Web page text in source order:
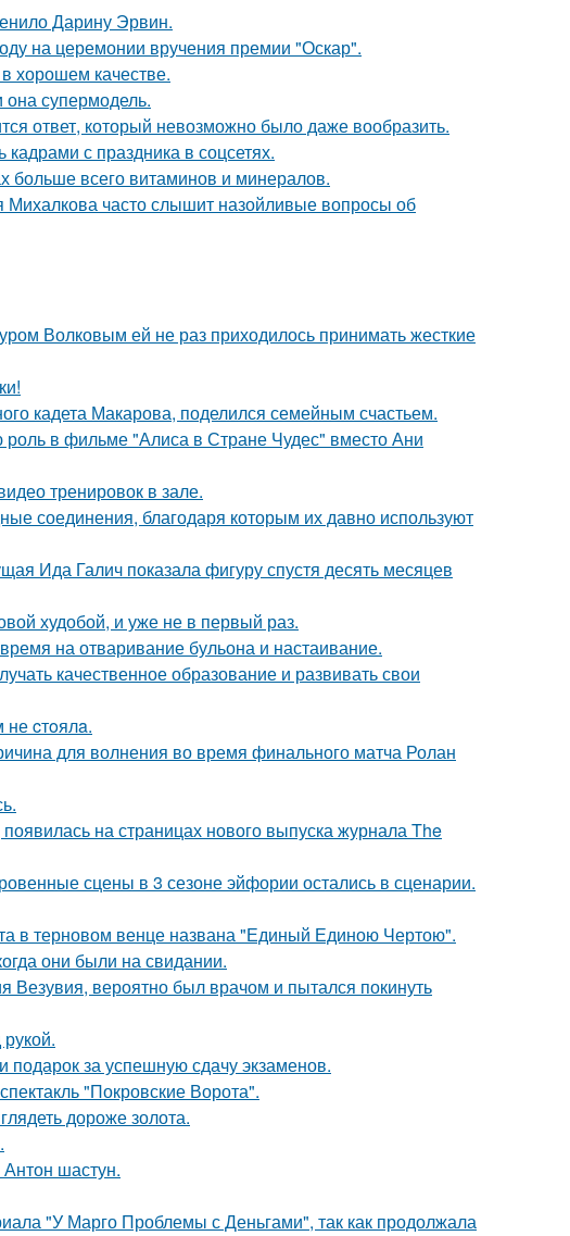
Дарину Эрвин.
на церемонии вручения премии "Оскар".
хорошем качестве.
она супермодель.
ответ, который невозможно было даже вообразить.
с праздника в соцсетях.
больше всего витаминов и минералов.
часто слышит назойливые вопросы об
Волковым ей не раз приходилось принимать жесткие
кадета Макарова, поделился семейным счастьем.
роль в фильме "Алиса в Стране Чудес" вместо Ани
тренировок в зале.
соединения, благодаря которым их давно используют
Ида Галич показала фигуру спустя десять месяцев
худобой, и уже не в первый раз.
на отваривание бульона и настаивание.
качественное образование и развивать свои
не cтoялa.
для волнения во время финального матча Ролан
на страницах нового выпуска журнала The
сцены в 3 сезоне эйфории остались в сценарии.
в терновом венце названа "Единый Единою Чертою".
они были на свидании.
вероятно был врачом и пытался покинуть
за успешную сдачу экзаменов.
"Покровские Ворота".
дороже золота.
шастун.
"У Марго Проблемы с Деньгами", так как продолжала